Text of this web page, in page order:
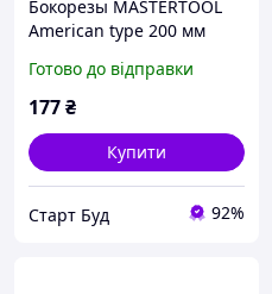
Бокорезы MASTERTOOL
American type 200 мм
Готово до відправки
177₴
Купити
Старт Буд 92%